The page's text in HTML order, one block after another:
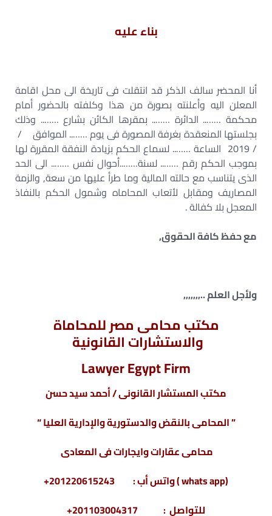
بناء عليه
أنا المحضر سالف الذكر قد انتقلت فى تاريخة الى محل اقامة
المعلن اليه وأعلنته بصورة من هذا وكلفته بالحضور أمام
محكمة …….. الدائرة …….. بمقرها الكائن بشارع …….. وذلك
بجلستها المنعقدة بغرفة المصورة فى يوم …….. الموافق /
/ 2019 الساعة …….. لسماع الحكم بزيادة النفقة المقررة لها
بموجب الحكم رقم …….. لسنة……..أحوال نفس …….. الى الحد
الذى يتناسب مع حالته المالية وما طرأ عليها من سعة, والزمة
المصاريف ومقابل لأتعاب المحاماه وشمول الحكم بالنفاذ
المعجل بلا كفالة .
مع حفظ كافة الحقوق,
ولأجل العلم ..,,,,,,,
مكتب محامى مصر للمحاماة
والاستشارات القانونية
Lawyer Egypt Firm
مكتب المستشار القانونى / أحمد سيد حسن
” المحامى بالنقض والدستورية والإدارية العليا “
محامى عقارات وايجارات فى المعادى
(whats app ) واتس أب : 201220615243+
للتواصل : 201103004317+